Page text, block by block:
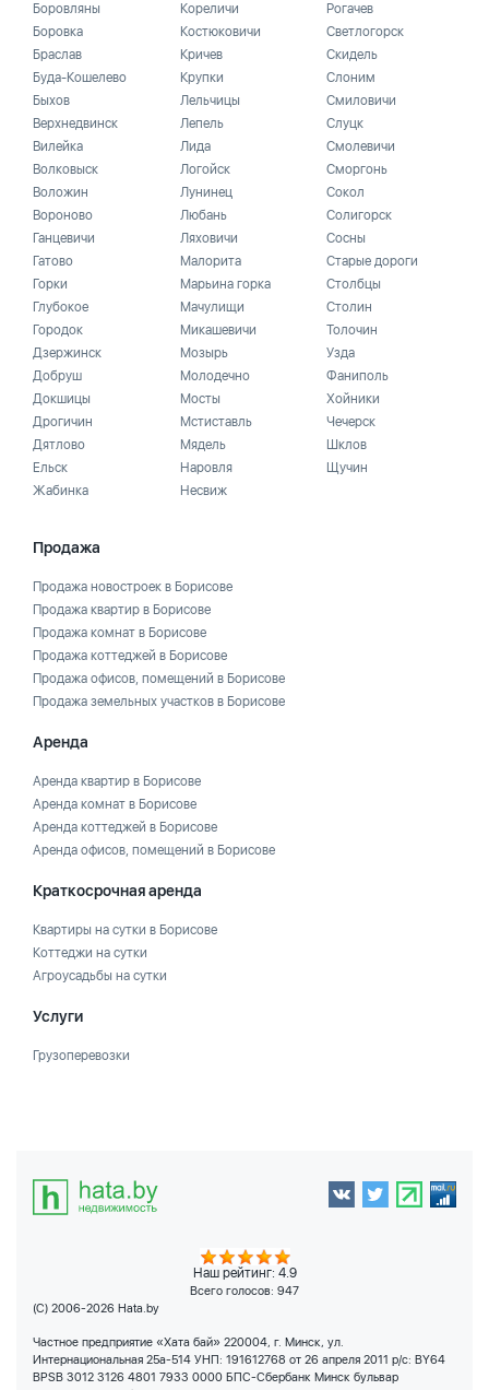
Боровляны
Боровка
Браслав
Буда-Кошелево
Быхов
Верхнедвинск
Вилейка
Волковыск
Воложин
Вороново
Ганцевичи
Гатово
Горки
Глубокое
Городок
Дзержинск
Добруш
Докшицы
Дрогичин
Дятлово
Ельск
Жабинка
Кореличи
Костюковичи
Кричев
Крупки
Лельчицы
Лепель
Лида
Логойск
Лунинец
Любань
Ляховичи
Малорита
Марьина горка
Мачулищи
Микашевичи
Мозырь
Молодечно
Мосты
Мстиставль
Мядель
Наровля
Несвиж
Рогачев
Светлогорск
Скидель
Слоним
Смиловичи
Слуцк
Смолевичи
Сморгонь
Сокол
Солигорск
Сосны
Старые дороги
Столбцы
Столин
Толочин
Узда
Фаниполь
Хойники
Чечерск
Шклов
Щучин
Продажа
Продажа новостроек в Борисове
Продажа квартир в Борисове
Продажа комнат в Борисове
Продажа коттеджей в Борисове
Продажа офисов, помещений в Борисове
Продажа земельных участков в Борисове
Аренда
Аренда квартир в Борисове
Аренда комнат в Борисове
Аренда коттеджей в Борисове
Аренда офисов, помещений в Борисове
Краткосрочная аренда
Квартиры на сутки в Борисове
Коттеджи на сутки
Агроусадьбы на сутки
Услуги
Грузоперевозки
Наш рейтинг: 4.9
Всего голосов: 947
(C) 2006-2026 Hata.by
Частное предприятие «Хата бай» 220004, г. Минск, ул.
Интернациональная 25а-514 УНП: 191612768 от 26 апреля 2011 р/с: BY64
BPSB 3012 3126 4801 7933 0000 БПС-Сбербанк Минск бульвар